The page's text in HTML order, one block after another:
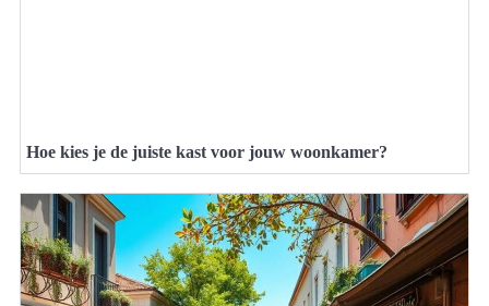
Hoe kies je de juiste kast voor jouw woonkamer?